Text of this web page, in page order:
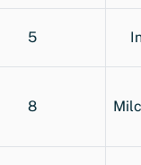
5
8